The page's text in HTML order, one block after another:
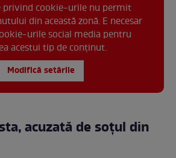
privind cookie-urile nu permit
din această zonă. E necesar
urile social media pentru
acestui tip de conținut.
Modifică setările
acuzată de soțul din